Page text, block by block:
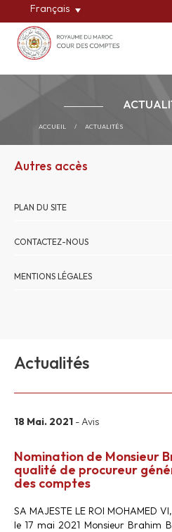
Français
ACCUEIL / ACTUALITÉS
Autres accès
PLAN DU SITE
CONTACTEZ-NOUS
MENTIONS LÉGALES
Actualités
18 Mai. 2021 - Avis
Nomination de Monsieur
qualité de procureur
des comptes
SA MAJESTE LE ROI MOHAMED
le 17 mai 2021 Monsieur Brahim